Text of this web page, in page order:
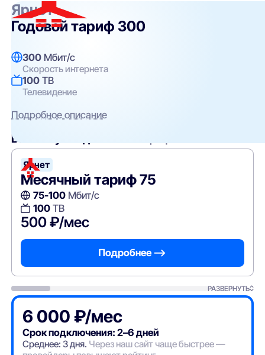
Ярнет
Годовой тариф 300
300 Мбит/с
Скорость интернета
100 ТВ
Телевидение
Подробное описание
Вам могут подойти
Ярнет
Месячный тариф 75
75-100Мбит/с
100ТВ
500 ₽/мес
Подробнее —>
РАЗВЕРНУТЬ
6 000 ₽/мес
Срок подключения: 2–6 дней
Среднее: 3 дня. Через наш сайт чаще быстрее —